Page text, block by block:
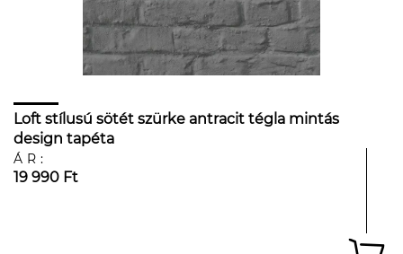
Loft stílusú sötét szürke antracit tégla mintás
design tapéta
ÁR:
19 990 Ft